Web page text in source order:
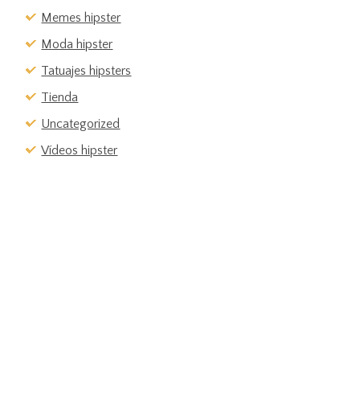
Memes hipster
Moda hipster
Tatuajes hipsters
Tienda
Uncategorized
Vídeos hipster